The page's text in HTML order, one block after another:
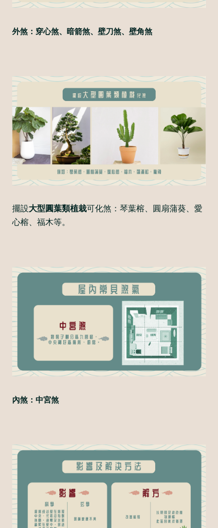
外煞：穿心煞、暗箭煞、壁刀煞、壁角煞
擺設大型圓葉類植栽可化煞：琴葉榕、圓扇蒲葵、愛
心榕、福木等。
內煞：中宮煞